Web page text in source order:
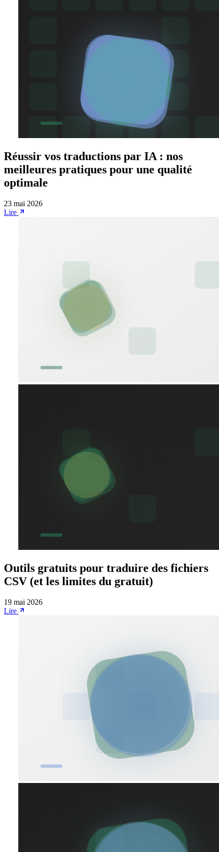
Réussir vos traductions par IA : nos
meilleures pratiques pour une qualité
optimale
23 mai 2026
Lire
Outils gratuits pour traduire des fichiers
CSV (et les limites du gratuit)
19 mai 2026
Lire